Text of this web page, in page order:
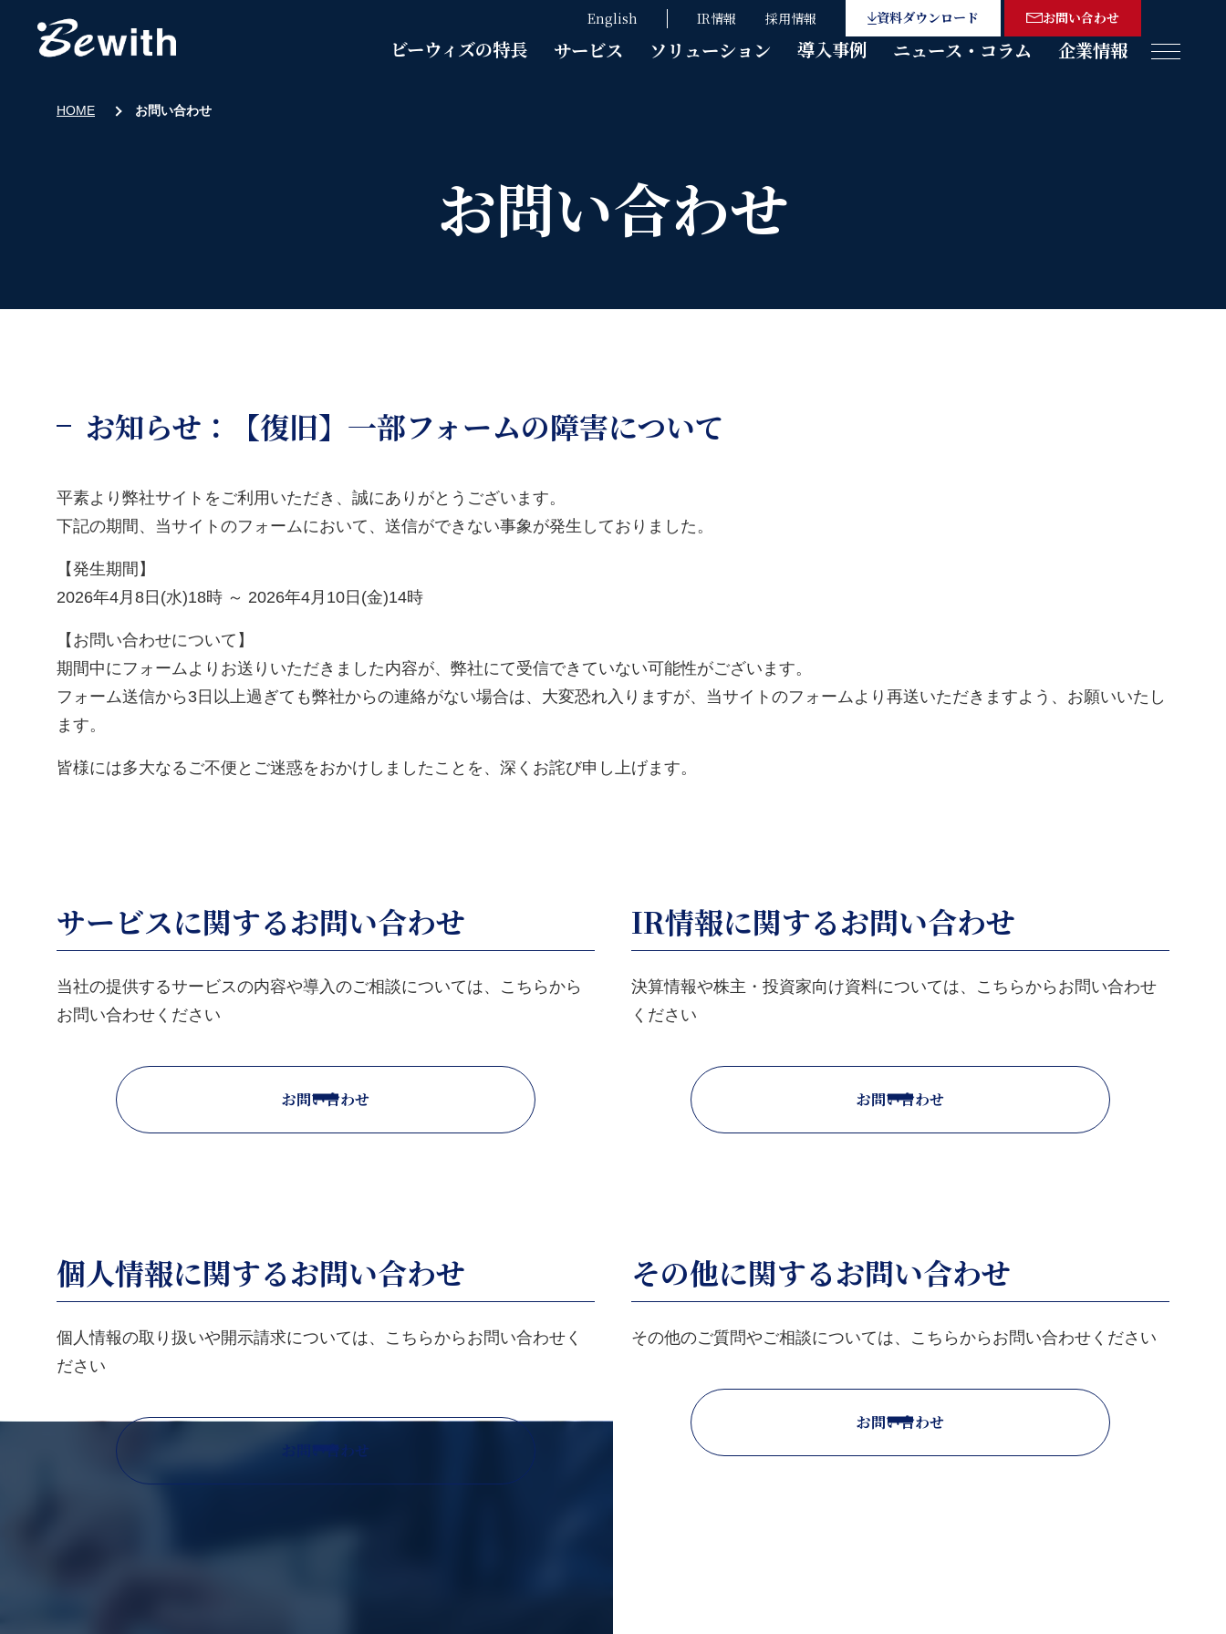
English IR情報 採用情報 資料ダウンロード お問い合わせ
ビーウィズの特長 サービス ソリューション 導入事例 ニュース・コラム 企業情報 メニュ
HOME お問い合わせ
お問い合わせ
お知らせ：【復旧】一部フォームの障害について
平素より弊社サイトをご利用いただき、誠にありがとうございます。
下記の期間、当サイトのフォームにおいて、送信ができない事象が発生しておりました。
【発生期間】
2026年4月8日(水)18時 ～ 2026年4月10日(金)14時
【お問い合わせについて】
期間中にフォームよりお送りいただきました内容が、弊社にて受信できていない可能性がございます。
フォーム送信から3日以上過ぎても弊社からの連絡がない場合は、大変恐れ入りますが、当サイトのフォームより再送いただきますよう、お願いいたし
ます。
皆様には多大なるご不便とご迷惑をおかけしましたことを、深くお詫び申し上げます。
サービスに関するお問い合わせ
当社の提供するサービスの内容や導入のご相談については、こちらから
お問い合わせください
お問い合わせ
IR情報に関するお問い合わせ
決算情報や株主・投資家向け資料については、こちらからお問い合わせ
ください
お問い合わせ
個人情報に関するお問い合わせ
個人情報の取り扱いや開示請求については、こちらからお問い合わせく
ださい
お問い合わせ
その他に関するお問い合わせ
その他のご質問やご相談については、こちらからお問い合わせください
お問い合わせ